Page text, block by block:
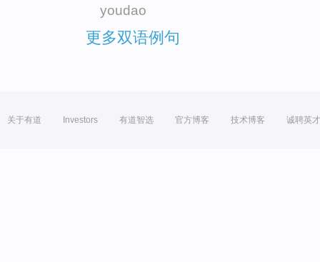
youdao
更多双语例句
关于有道 Investors 有道智选 官方博客 技术博客 诚聘英才